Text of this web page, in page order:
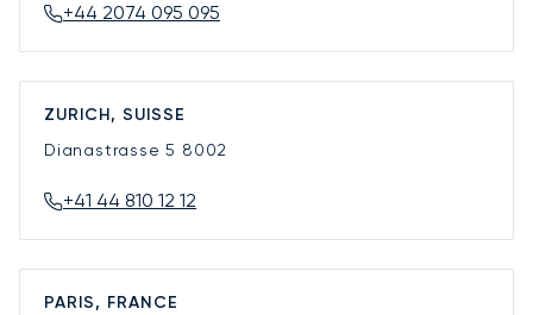
+44 2074 095 095
ZURICH, SUISSE
Dianastrasse 5 8002
+41 44 810 12 12
PARIS, FRANCE